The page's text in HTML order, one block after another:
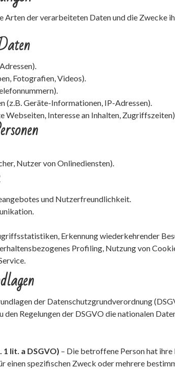
Arten der verarbeiteten Daten und die Zwecke
Fotografien, Videos).
(z.B. Geräte-Informationen, IP-Adressen).
Webseiten, Interesse an Inhalten,
Nutzer von Onlinediensten).
und Nutzerfreundlichkeit.
Erkennung wiederkehrender
Profiling, Nutzung von
der Datenschutzgrundverordnung
den Regelungen der DSGVO die nationalen
1 lit. a DSGVO) – Die betroffene Person hat
einen spezifischen Zweck oder mehrere